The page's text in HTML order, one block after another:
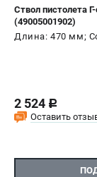
Ствол пистолета
(49005001902)
Длина: 470 мм;
2 524 c
Оставить